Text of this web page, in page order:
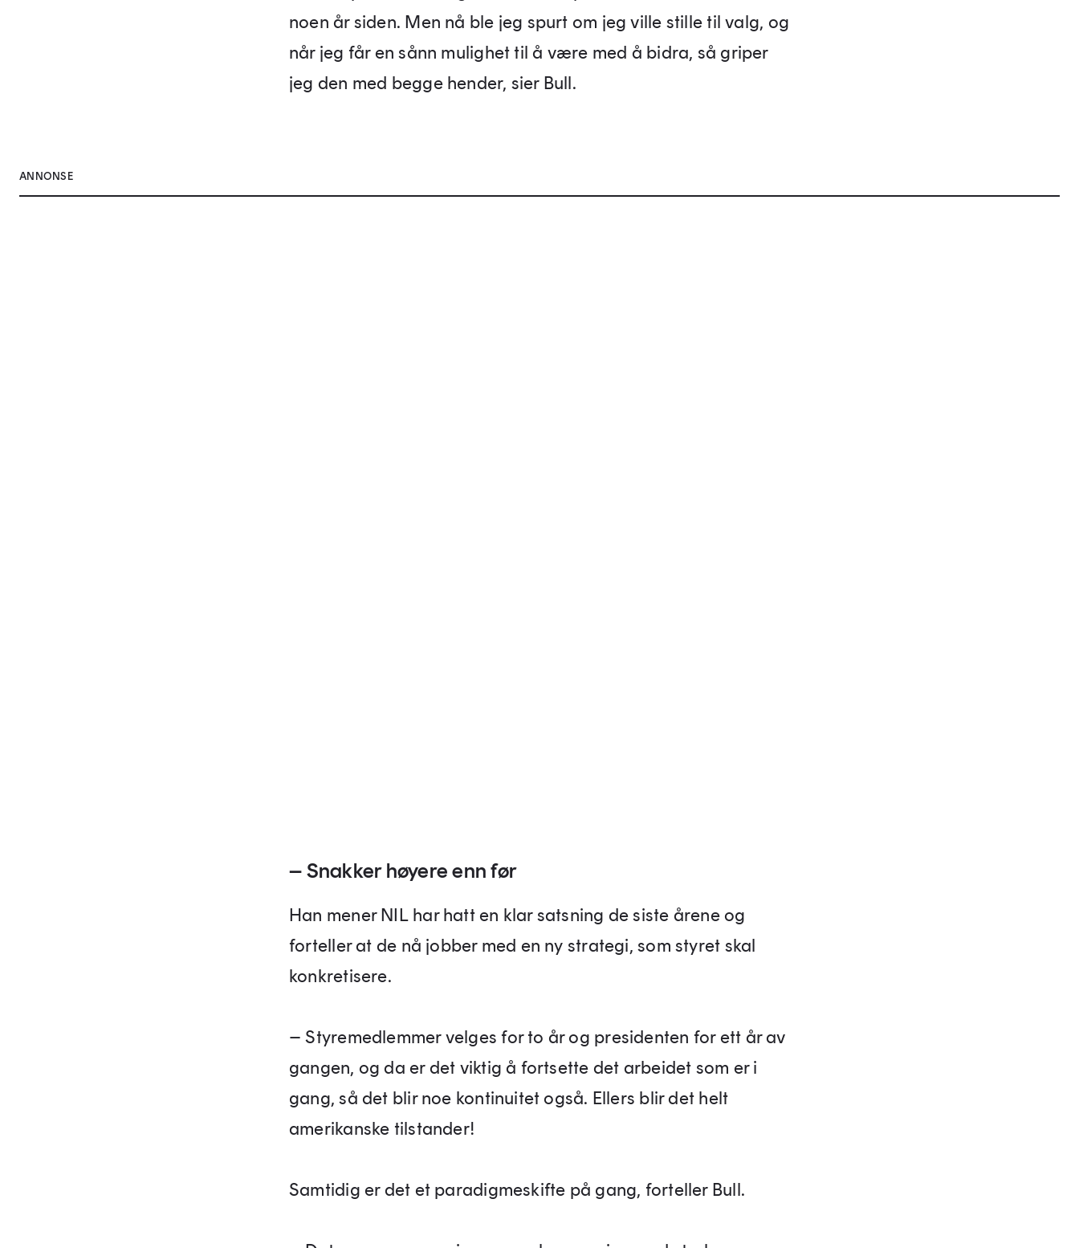
noen år siden. Men nå ble jeg spurt om jeg ville stille til valg, og
når jeg får en sånn mulighet til å være med å bidra, så griper
jeg den med begge hender, sier Bull.
ANNONSE
– Snakker høyere enn før
Han mener NIL har hatt en klar satsning de siste årene og
forteller at de nå jobber med en ny strategi, som styret skal
konkretisere.
– Styremedlemmer velges for to år og presidenten for ett år av
gangen, og da er det viktig å fortsette det arbeidet som er i
gang, så det blir noe kontinuitet også. Ellers blir det helt
amerikanske tilstander!
Samtidig er det et paradigmeskifte på gang, forteller Bull.